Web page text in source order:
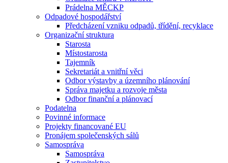
Prádelna MĚCKP
Odpadové hospodářství
Předcházení vzniku odpadů, třídění, recyklace
Organizační struktura
Starosta
Místostarosta
Tajemník
Sekretariát a vnitřní věci
Odbor výstavby a územního plánování
Správa majetku a rozvoje města
Odbor finanční a plánovací
Podatelna
Povinné informace
Projekty financované EU
Pronájem společenských sálů
Samospráva
Samospráva